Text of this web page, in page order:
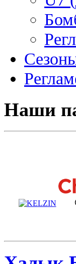
Наши